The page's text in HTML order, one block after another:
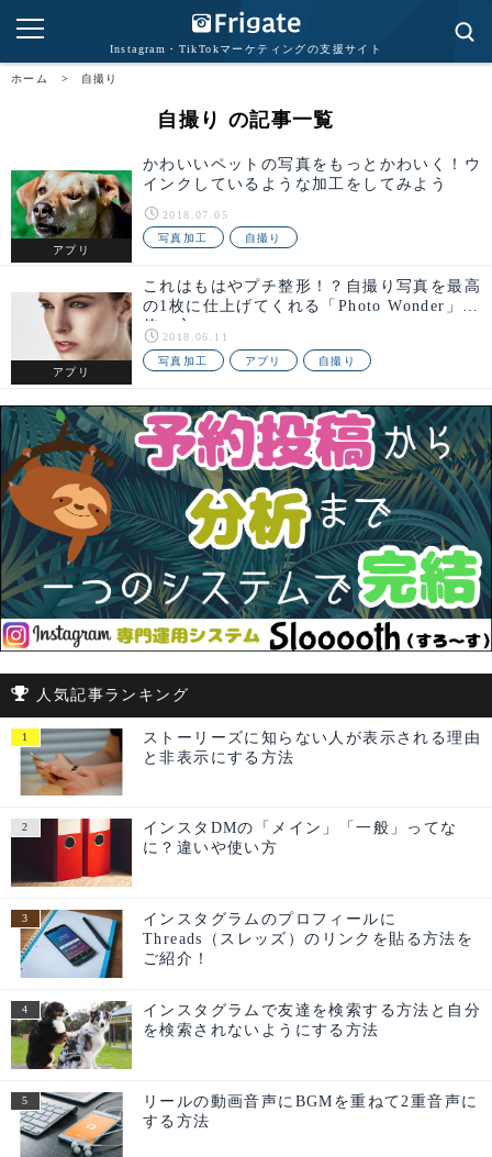
Instagram・TikTokマーケティングの支援サイト
ホーム > 自撮り
自撮り の記事一覧
アプリ
かわいいペットの写真をもっとかわいく！ウ
インクしているような加工をしてみよう
2018.07.05
写真加工
自撮り
アプリ
これはもはやプチ整形！？自撮り写真を最高
の1枚に仕上げてくれる「Photo Wonder」の
使い方
2018.06.11
写真加工
アプリ 自撮り
人気記事ランキング
ストーリーズに知らない人が表示される理由
と非表示にする方法
インスタDMの「メイン」「一般」ってな
に？違いや使い方
インスタグラムのプロフィールに
Threads（スレッズ）のリンクを貼る方法を
ご紹介！
インスタグラムで友達を検索する方法と自分
を検索されないようにする方法
リールの動画音声にBGMを重ねて2重音声に
する方法